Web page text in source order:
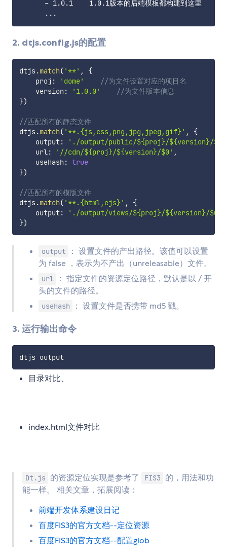
      - 1.0.1    1.0.1版本的后端模板都构建到这里
2. dtjs.config.js的配置
dtjs.match( '**' ,
{
    proj
: 'dome'
//为文件设置对应的项目名
    version
: '1.0.0'
//为文件版本信息
})
//匹配所有的静态文件
dtjs.match( '**.{js,css,png,jpg,jpeg,gif}' ,
{
    output
: './output/public/${proj}/${version}/$0'
    url
: '//cdn/${proj}/${version}/$0' ,
    useHash
: true
})
//匹配所有的模版文件
dtjs.match( '**.{html,ejs}' ,
{
    output
:
'./output/views/${proj}/${version}/$0'
})
output
： 设置文件的产出路径。该值可以设置
为 false ，表示为不产出（unreleasable）文件。
url
： 指定文件的资源定位路径，默认是以 / 开
头的文件的路径。
useHash ： 设置文件是否携带 md5 戳。
3. 运行输出命令
dtjs output
目录对比、
index.html文件对比
Dt.js 的资源定位实现是参考了 FIS3
的，用法和功
能一样。 相关文章，拓展阅读：
前端开发体系建设日记
百度FIS3的官方文档--定位资源
百度FIS3的官方文档--配置glob